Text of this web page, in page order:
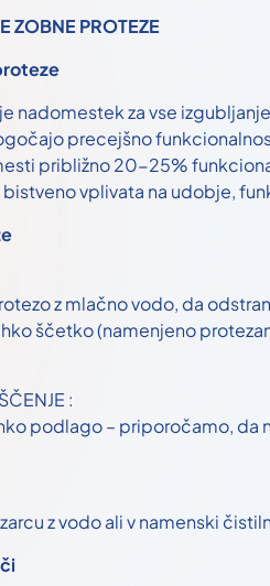
ZOBNE PROTEZE
nadomestek za vse
precejšno
približno 20-25%
vplivata na udobje,
z mlačno vodo, da
ščetko (namenjeno
:
podlago – priporočamo, da
z vodo ali v namenski